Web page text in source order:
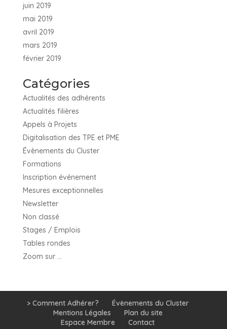
juin 2019
mai 2019
avril 2019
mars 2019
février 2019
Catégories
Actualités des adhérents
Actualités filières
Appels à Projets
Digitalisation des TPE et PME
Évènements du Cluster
Formations
Inscription événement
Mesures exceptionnelles
Newsletter
Non classé
Stages / Emplois
Tables rondes
Zoom sur …
> Comment Adhérer?
Évènements du Cluster
Mentions Légales
Plan du site
Espace Membre
Contact